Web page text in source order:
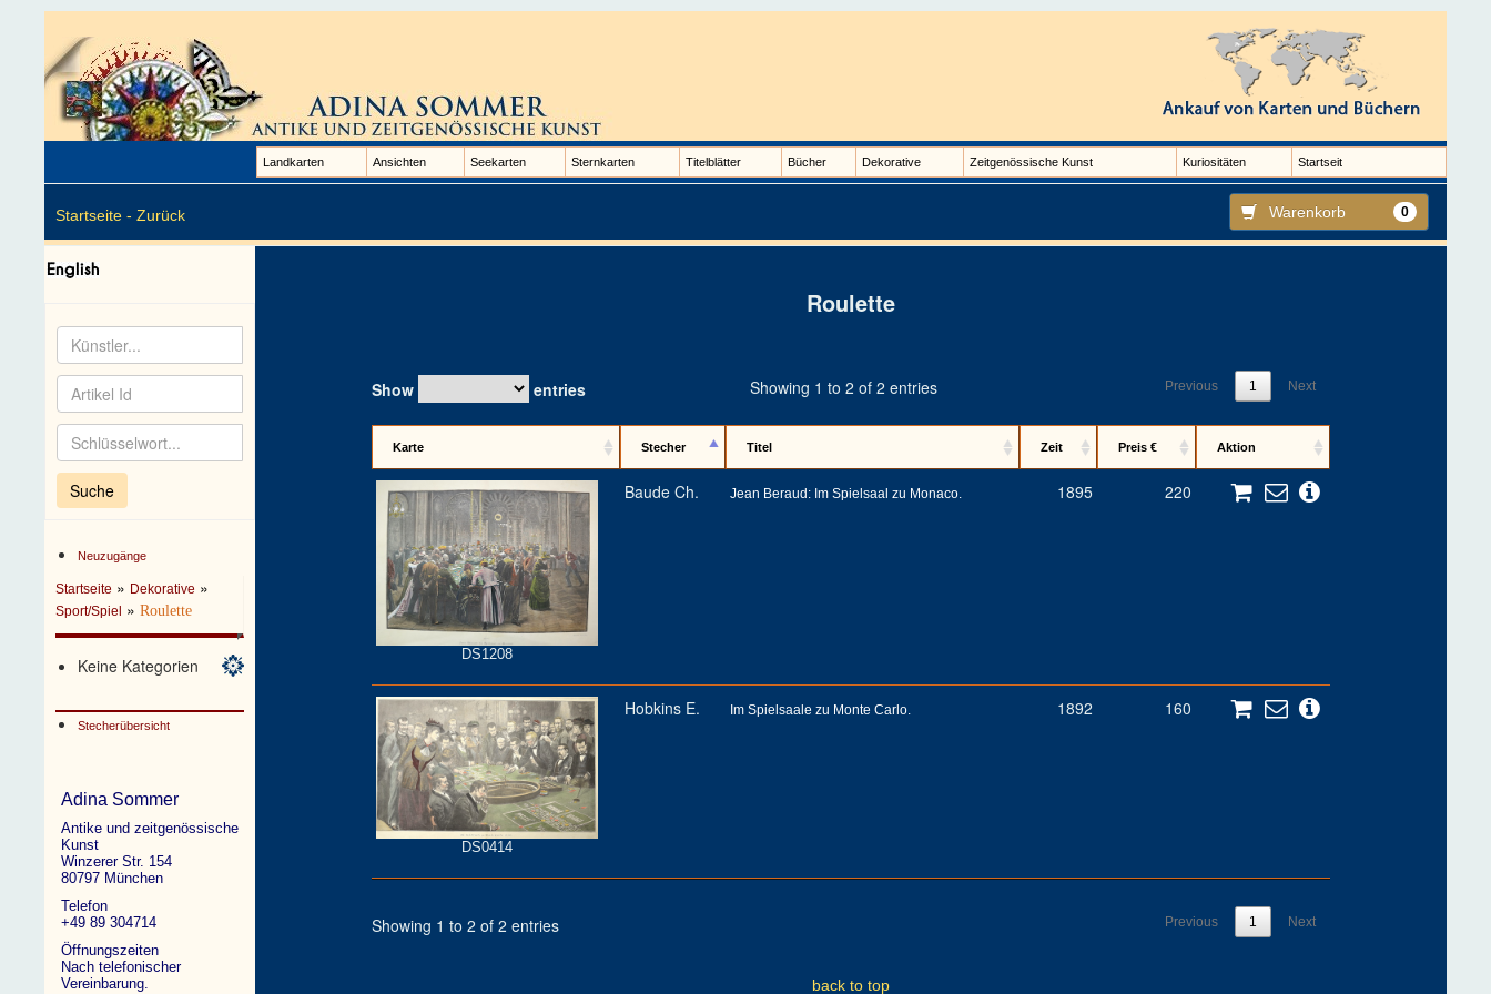
Landkarten Ansichten Seekarten Sternkarten Titelblätter Bücher Dekorative Zeitgenössische Kunst Kuriositäten Startseit
Startseite - Zurück Warenkorb 0
Neuzugänge
Startseite » Dekorative »
Sport/Spiel »Roulette
Keine Kategorien
Stecherübersicht
Adina Sommer
Antike und zeitgenössische
Kunst
Winzerer Str. 154
80797 München
Telefon
+49 89 304714
Öffnungszeiten
Nach telefonischer
Vereinbarung.
Roulette
Show entries Showing 1 to 2 of 2 entries Previous 1 Next
Karte Stecher Titel Zeit Preis € Aktion
DS1208
Baude Ch. Jean Beraud: Im Spielsaal zu Monaco. 1895 220
DS0414
Hobkins E. Im Spielsaale zu Monte Carlo. 1892 160
Showing 1 to 2 of 2 entries Previous 1 Next
back to top